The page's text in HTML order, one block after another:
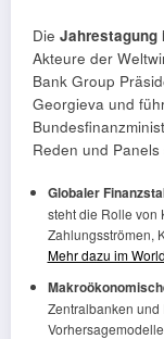
Die Jahrestagung
Akteure der
Bank Group
Georgieva und
Reden und Panels
Globaler
steht die Rolle von
Zahlungsströmen,
Mehr dazu im
Zentralbanken